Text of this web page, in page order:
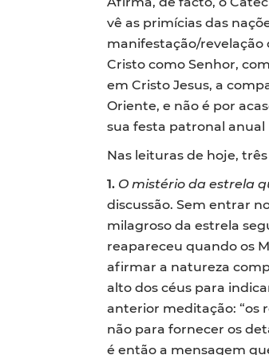
vê as primícias das
manifestação/revelação
Cristo como Senhor,
em Cristo Jesus, a
Oriente, e não é por
sua festa patronal anual
Nas leituras de hoje,
1. O mistério da estrela
discussão. Sem entrar
milagroso da estrela
reapareceu quando os
afirmar a natureza
alto dos céus para
anterior meditação: “os
não para fornecer os
é então a mensagem